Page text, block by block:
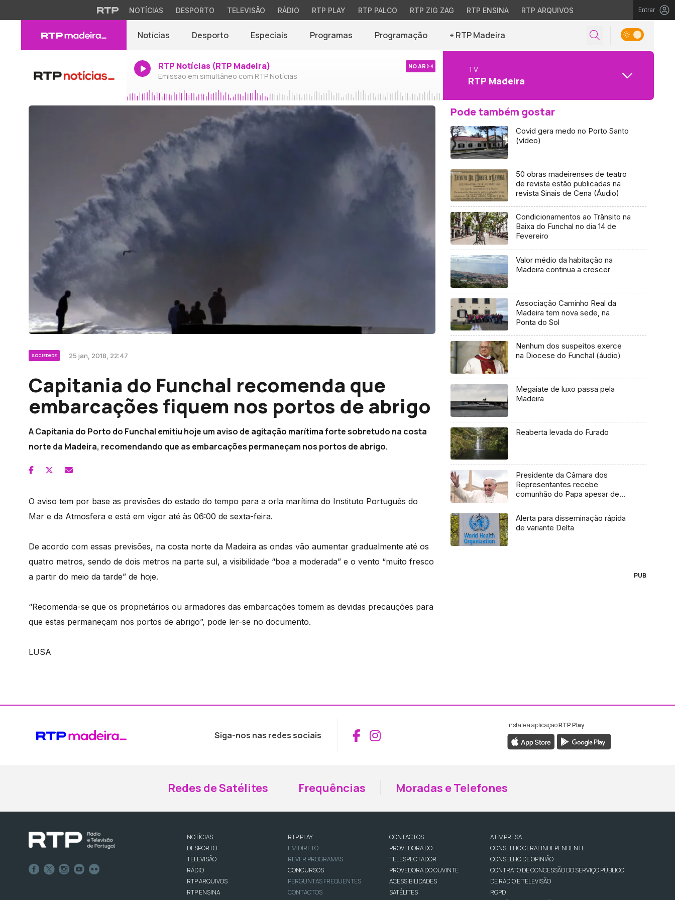
NOTÍCIAS DESPORTO TELEVISÃO RÁDIO RTP PLAY RTP PALCO RTP ZIG ZAG RTP ENSINA RTP ARQUIVOS Entrar
Notícias Desporto Especiais Programas Programação + RTP Madeira
RTP Notícias (RTP Madeira)
Emissão em simultâneo com RTP Notícias
NO AR TV
RTP Madeira
SOCIEDADE 25 jan, 2018, 22:47
Capitania do Funchal recomenda que
embarcações fiquem nos portos de abrigo
A Capitania do Porto do Funchal emitiu hoje um aviso de agitação marítima forte sobretudo na costa
norte da Madeira, recomendando que as embarcações permaneçam nos portos de abrigo.
O aviso tem por base as previsões do estado do tempo para a orla marítima do Instituto Português do
Mar e da Atmosfera e está em vigor até às 06:00 de sexta-feira.
De acordo com essas previsões, na costa norte da Madeira as ondas vão aumentar gradualmente até os
quatro metros, sendo de dois metros na parte sul, a visibilidade “boa a moderada” e o vento “muito fresco
a partir do meio da tarde” de hoje.
“Recomenda-se que os proprietários ou armadores das embarcações tomem as devidas precauções para
que estas permaneçam nos portos de abrigo”, pode ler-se no documento.
LUSA
Pode também gostar
Covid gera medo no Porto Santo
(vídeo)
50 obras madeirenses de teatro
de revista estão publicadas na
revista Sinais de Cena (Áudio)
Condicionamentos ao Trânsito na
Baixa do Funchal no dia 14 de
Fevereiro
Valor médio da habitação na
Madeira continua a crescer
Associação Caminho Real da
Madeira tem nova sede, na
Ponta do Sol
Nenhum dos suspeitos exerce
na Diocese do Funchal (áudio)
Megaiate de luxo passa pela
Madeira
Reaberta levada do Furado
Presidente da Câmara dos
Representantes recebe
comunhão do Papa apesar de
Alerta para disseminação rápida
de variante Delta
PUB
Siga-nos nas redes sociais Aceder ao Facebook da RTP Madeira
Aceder ao Instagram da RTP Madeira
Instale a aplicaçãoRTP Play
Redes de Satélites Frequências Moradas e Telefones
NOTÍCIAS
DESPORTO
TELEVISÃO
RÁDIO
RTP ARQUIVOS
RTP ENSINA
RTP PLAY
EM DIRETO
REVER PROGRAMAS
CONCURSOS
PERGUNTAS FREQUENTES
CONTACTOS
CONTACTOS
PROVEDORA DO
TELESPECTADOR
PROVEDORA DO OUVINTE
ACESSIBILIDADES
SATÉLITES
A EMPRESA
CONSELHO GERAL INDEPENDENTE
CONSELHO DE OPINIÃO
CONTRATO DE CONCESSÃO DO SERVIÇO PÚBLICO
DE RÁDIO E TELEVISÃO
RGPD